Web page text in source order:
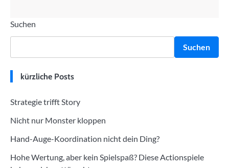
Suchen
Suchen
kürzliche Posts
Strategie trifft Story
Nicht nur Monster kloppen
Hand-Auge-Koordination nicht dein Ding?
Hohe Wertung, aber kein Spielspaß? Diese Actionspiele